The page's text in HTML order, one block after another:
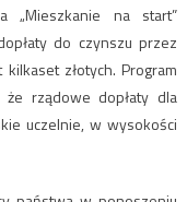
„Mieszkanie na start”
do czynszu przez
złotych. Program
rządowe dopłaty dla
uczelnie, w wysokości